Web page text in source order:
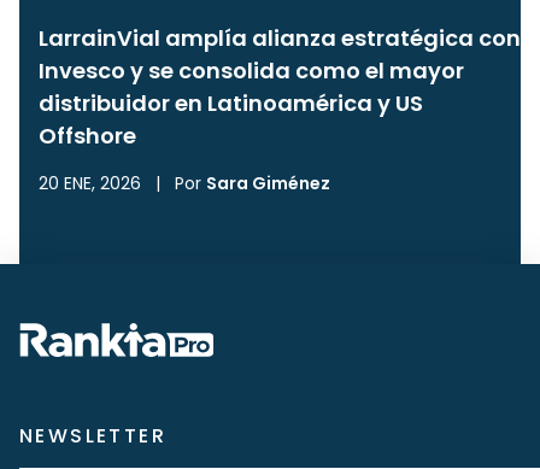
LarrainVial amplía alianza estratégica con
Invesco y se consolida como el mayor
distribuidor en Latinoamérica y US
Offshore
20 ENE, 2026 | Por Sara Giménez
NEWSLETTER